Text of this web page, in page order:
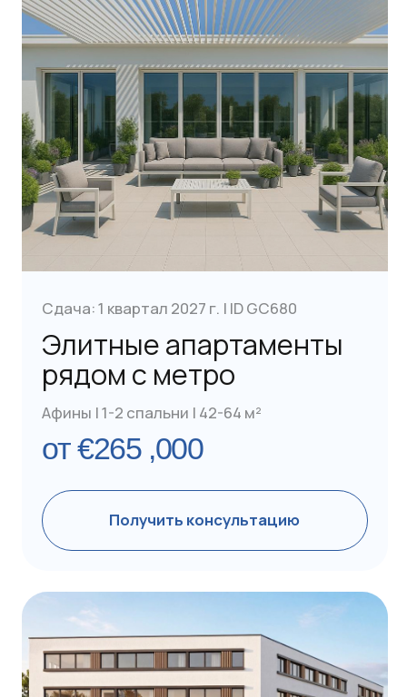
Апартаменты и
особняки рядом с
пляжем
Сдача: 3 квартал 2028 г. | ID GC689
Афины | 2 спальни | 59-98 м²
Получить консультацию
Получить консультацию